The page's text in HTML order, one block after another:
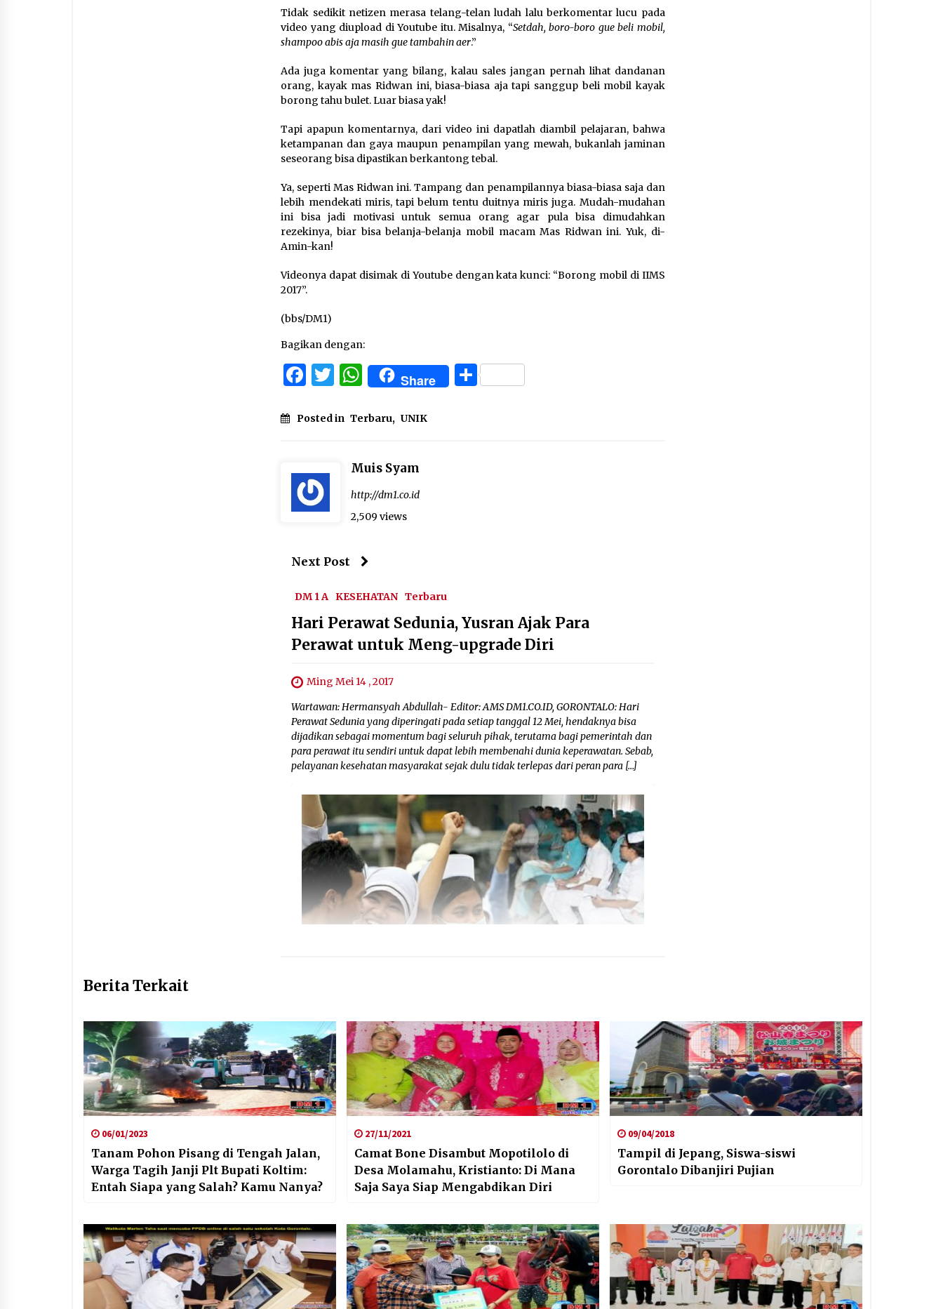
Tidak sedikit netizen merasa telang-telan ludah lalu berkomentar lucu pada
video yang diupload di Youtube itu. Misalnya, “Setdah, boro-boro gue beli mobil,
shampoo abis aja masih gue tambahin aer.”
Ada juga komentar yang bilang, kalau sales jangan pernah lihat dandanan
orang, kayak mas Ridwan ini, biasa-biasa aja tapi sanggup beli mobil kayak
borong tahu bulet. Luar biasa yak!
Tapi apapun komentarnya, dari video ini dapatlah diambil pelajaran, bahwa
ketampanan dan gaya maupun penampilan yang mewah, bukanlah jaminan
seseorang bisa dipastikan berkantong tebal.
Ya, seperti Mas Ridwan ini. Tampang dan penampilannya biasa-biasa saja dan
lebih mendekati miris, tapi belum tentu duitnya miris juga. Mudah-mudahan
ini bisa jadi motivasi untuk semua orang agar pula bisa dimudahkan
rezekinya, biar bisa belanja-belanja mobil macam Mas Ridwan ini. Yuk, di-
Amin-kan!
Videonya dapat disimak di Youtube dengan kata kunci: “Borong mobil di IIMS
2017”.
(bbs/DM1)
Bagikan dengan:
Facebook
Twitter
WhatsApp
Share Share
Posted in Terbaru, UNIK
Muis Syam
http://dm1.co.id
2,509 views
Next Post
DM 1 A KESEHATAN Terbaru
Hari Perawat Sedunia, Yusran Ajak Para
Perawat untuk Meng-upgrade Diri
Ming Mei 14 , 2017
Wartawan: Hermansyah Abdullah- Editor: AMS DM1.CO.ID, GORONTALO: Hari
Perawat Sedunia yang diperingati pada setiap tanggal 12 Mei, hendaknya bisa
dijadikan sebagai momentum bagi seluruh pihak, terutama bagi pemerintah dan
para perawat itu sendiri untuk dapat lebih membenahi dunia keperawatan. Sebab,
pelayanan kesehatan masyarakat sejak dulu tidak terlepas dari peran para […]
Berita Terkait
06/01/2023
Tanam Pohon Pisang di Tengah Jalan,
Warga Tagih Janji Plt Bupati Koltim:
Entah Siapa yang Salah? Kamu Nanya?
27/11/2021
Camat Bone Disambut Mopotilolo di
Desa Molamahu, Kristianto: Di Mana
Saja Saya Siap Mengabdikan Diri
09/04/2018
Tampil di Jepang, Siswa-siswi
Gorontalo Dibanjiri Pujian